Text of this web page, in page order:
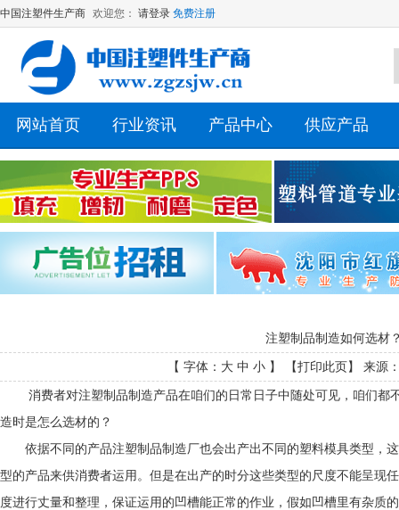
中国注塑件生产商 欢迎您： 请登录 免费注册
网站首页 行业资讯 产品中心 供应产品
注塑制品制造如何选材
【 字体： 大 中 小 】 【打印此页 】 来源
消费者对注塑制品制造产品在咱们的日常日子中随处可见，咱们都
造时是怎么选材的？
依据不同的产品注塑制品制造厂也会出产出不同的塑料模具类型，
型的产品来供消费者运用。但是在出产的时分这些类型的尺度不能呈现
度进行丈量和整理，保证运用的凹槽能正常的作业，假如凹槽里有杂质